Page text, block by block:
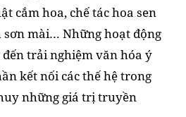
cắm hoa, chế tác hoa sen
sơn mài… Những hoạt động
trải nghiệm văn hóa ý
kết nối các thế hệ trong
những giá trị truyền